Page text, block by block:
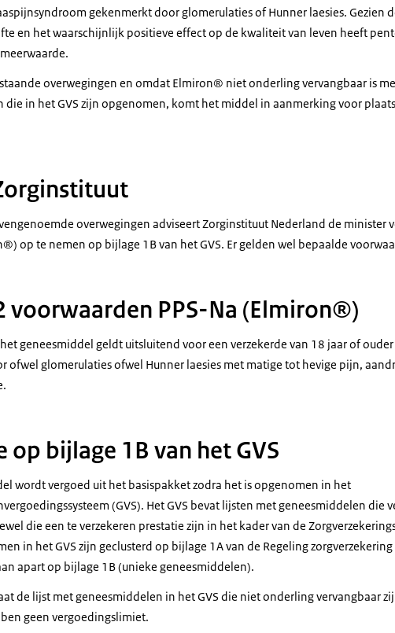
gekenmerkt door glomerulaties of Hunner laesies. Gezien
en het waarschijnlijk positieve effect op de kwaliteit van leven heeft
overwegingen en omdat Elmiron® niet onderling vervangbaar is
die in het GVS zijn opgenomen, komt het middel in aanmerking voor
overwegingen adviseert Zorginstituut Nederland de minister
op te nemen op bijlage 1B van het GVS. Er gelden wel bepaalde
voorwaarden PPS-Na (Elmiron®)
geneesmiddel geldt uitsluitend voor een verzekerde van 18 jaar of
ofwel glomerulaties ofwel Hunner laesies met matige tot hevige pijn,
op bijlage 1B van het GVS
wordt vergoed uit het basispakket zodra het is opgenomen in het
(GVS). Het GVS bevat lijsten met geneesmiddelen die
die een te verzekeren prestatie zijn in het kader van de
in het GVS zijn geclusterd op bijlage 1A van de Regeling
apart op bijlage 1B (unieke geneesmiddelen).
de lijst met geneesmiddelen in het GVS die niet onderling vervangbaar
geen vergoedingslimiet.